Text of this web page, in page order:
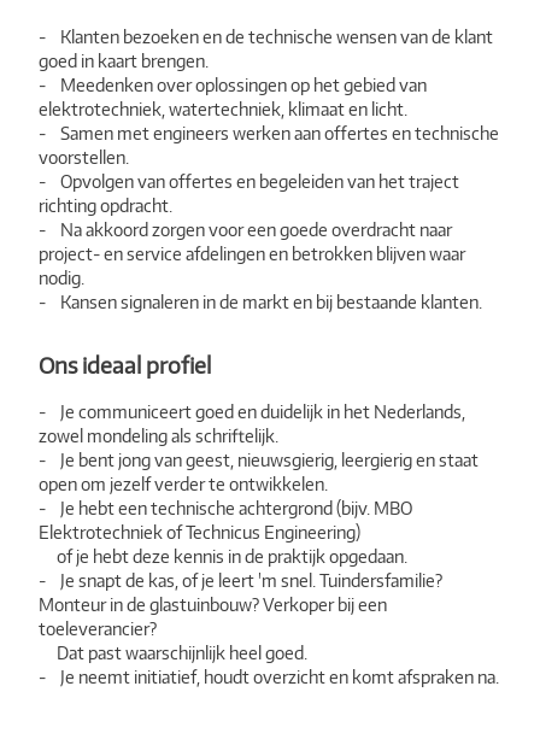
- Klanten bezoeken en de technische wensen van de klant
goed in kaart brengen.
- Meedenken over oplossingen op het gebied van
elektrotechniek, watertechniek, klimaat en licht.
- Samen met engineers werken aan offertes en technische
voorstellen.
- Opvolgen van offertes en begeleiden van het traject
richting opdracht.
- Na akkoord zorgen voor een goede overdracht naar
project- en service afdelingen en betrokken blijven waar
nodig.
- Kansen signaleren in de markt en bij bestaande klanten.
Ons ideaal profiel
- Je communiceert goed en duidelijk in het Nederlands,
zowel mondeling als schriftelijk.
- Je bent jong van geest, nieuwsgierig, leergierig en staat
open om jezelf verder te ontwikkelen.
- Je hebt een technische achtergrond (bijv. MBO
Elektrotechniek of Technicus Engineering)
of je hebt deze kennis in de praktijk opgedaan.
- Je snapt de kas, of je leert 'm snel. Tuindersfamilie?
Monteur in de glastuinbouw? Verkoper bij een
toeleverancier?
Dat past waarschijnlijk heel goed.
- Je neemt initiatief, houdt overzicht en komt afspraken na.